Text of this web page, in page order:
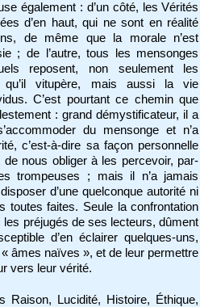
également : d’un côté, les Vérités
d’en haut, qui ne sont en réalité
de même que la morale n’est
; de l’autre, tous les mensonges
reposent, non seulement les
qu’il vitupère, mais aussi la vie
C’est pourtant ce chemin que
: grand démystificateur, il a
du mensonge et n’a
c’est-à-dire sa façon personnelle
nous obliger à les percevoir, par-
trompeuses ; mais il n’a jamais
d’une quelconque autorité ni
toutes faites. Seule la confrontation
préjugés de ses lecteurs, dûment
d’en éclairer quelques-uns,
« âmes naïves », et de leur permettre
vers leur vérité.
Raison, Lucidité, Histoire, Éthique,